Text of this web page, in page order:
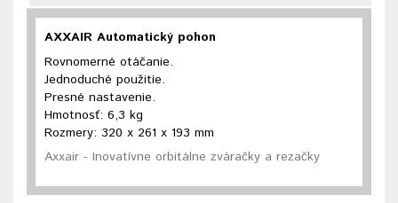
AXXAIR Automatický pohon
Rovnomerné otáčanie.
Jednoduché použitie.
Presné nastavenie.
Hmotnosť: 6,3 kg
Rozmery: 320 x 261 x 193 mm
Axxair - Inovatívne orbitálne zváračky a rezačky